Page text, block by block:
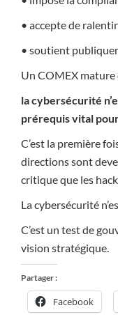
• accepte de
• soutient
Un COMEX mature
la cybersécurité
prérequis vital
C’est la première
directions sont
critique que les
La cybersécurité
C’est un test de
vision stratégique.
Partager :
Facebook